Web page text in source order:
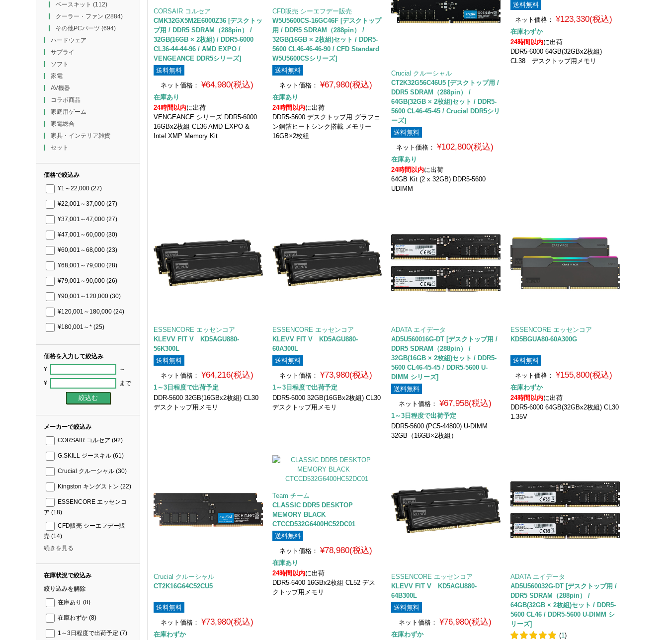
ベースキット (112)
クーラー・ファン (2884)
その他PCパーツ (694)
ハードウェア
サプライ
ソフト
家電
AV機器
コラボ商品
家庭用ゲーム
家電総合
家具・インテリア雑貨
セット
価格で絞込み
¥1～22,000 (27)
¥22,001～37,000 (27)
¥37,001～47,000 (27)
¥47,001～60,000 (30)
¥60,001～68,000 (23)
¥68,001～79,000 (28)
¥79,001～90,000 (26)
¥90,001～120,000 (30)
¥120,001～180,000 (24)
¥180,001～* (25)
価格を入力して絞込み
¥ ～
¥ まで
メーカーで絞込み
CORSAIR コルセア (92)
G.SKILL ジースキル (61)
Crucial クルーシャル (30)
Kingston キングストン (22)
ESSENCORE エッセンコ
ア (18)
CFD販売 シーエフデー販
売 (14)
続きを見る
在庫状況で絞込み
絞り込みを解除
在庫あり (8)
在庫わずか (8)
1～3日程度で出荷予定 (7)
CORSAIR コルセア
CMK32GX5M2E6000Z36 [デスクトッ
プ用 / DDR5 SDRAM（288pin） /
32GB(16GB × 2枚組) / DDR5-6000
CL36-44-44-96 / AMD EXPO /
VENGEANCE DDR5シリーズ]
送料無料
ネット価格：
¥64,980(税込)
在庫あり
24時間以内に出荷
VENGEANCE シリーズ DDR5-6000
16GBx2枚組 CL36 AMD EXPO &
Intel XMP Memory Kit
CFD販売 シーエフデー販売
W5U5600CS-16GC46F [デスクトップ
用 / DDR5 SDRAM（288pin） /
32GB(16GB × 2枚組)セット / DDR5-
5600 CL46-46-46-90 / CFD Standard
W5U5600CSシリーズ]
送料無料
ネット価格：
¥67,980(税込)
在庫あり
24時間以内に出荷
DDR5-5600 デスクトップ用 グラフェ
ン銅箔ヒートシンク搭載 メモリー
16GB×2枚組
Crucial クルーシャル
CT2K32G56C46U5 [デスクトップ用 /
DDR5 SDRAM（288pin） /
64GB(32GB × 2枚組)セット / DDR5-
5600 CL46-45-45 / Crucial DDR5シリ
ーズ]
送料無料
ネット価格：
¥102,800(税込)
在庫あり
24時間以内に出荷
64GB Kit (2 x 32GB) DDR5-5600
UDIMM
送料無料
ネット価格：
¥123,330(税込)
在庫わずか
24時間以内に出荷
DDR5-6000 64GB(32GBx2枚組)
CL38 デスクトップ用メモリ
ESSENCORE エッセンコア
KLEVV FIT V KD5AGU880-
56K300L
送料無料
ネット価格：
¥64,216(税込)
1～3日程度で出荷予定
DDR-5600 32GB(16GBx2枚組) CL30
デスクトップ用メモリ
ESSENCORE エッセンコア
KLEVV FIT V KD5AGU880-
60A300L
送料無料
ネット価格：
¥73,980(税込)
1～3日程度で出荷予定
DDR5-6000 32GB(16GBx2枚組) CL30
デスクトップ用メモリ
ADATA エイデータ
AD5U560016G-DT [デスクトップ用 /
DDR5 SDRAM（288pin） /
32GB(16GB × 2枚組)セット / DDR5-
5600 CL46-45-45 / DDR5-5600 U-
DIMM シリーズ]
送料無料
ネット価格： ¥67,958(税込)
1～3日程度で出荷予定
DDR5-5600 (PC5-44800) U-DIMM
32GB（16GB×2枚組）
ESSENCORE エッセンコア
KD5BGUA80-60A300G
送料無料
ネット価格：
¥155,800(税込)
在庫わずか
24時間以内に出荷
DDR5-6000 64GB(32GBx2枚組) CL30
1.35V
Crucial クルーシャル
CT2K16G64C52CU5
送料無料
ネット価格：
¥73,980(税込)
在庫わずか
Team チーム
CLASSIC DDR5 DESKTOP
MEMORY BLACK
CTCCD532G6400HC52DC01
送料無料
ネット価格：
¥78,980(税込)
在庫あり
24時間以内に出荷
DDR5-6400 16GBx2枚組 CL52 デス
クトップ用メモリ
ESSENCORE エッセンコア
KLEVV FIT V KD5AGU880-
64B300L
送料無料
ネット価格： ¥76,980(税込)
在庫わずか
ADATA エイデータ
AD5U560032G-DT [デスクトップ用 /
DDR5 SDRAM（288pin） /
64GB(32GB × 2枚組)セット / DDR5-
5600 CL46 / DDR5-5600 U-DIMM シ
リーズ]
(1)